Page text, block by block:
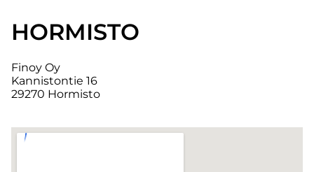
HORMISTO
Finoy Oy
Kannistontie 16
29270 Hormisto